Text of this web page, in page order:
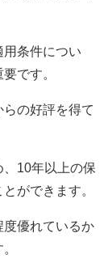
条件につい
です。
の好評を得て
10年以上の保
ができます。
度優れているか